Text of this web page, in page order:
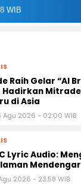
WIB
Raih Gelar “AI
Hadirkan
di Asia
Agu 2026 - 02:00 WIB
Lyric Audio:
2026 - 23:58 WIB